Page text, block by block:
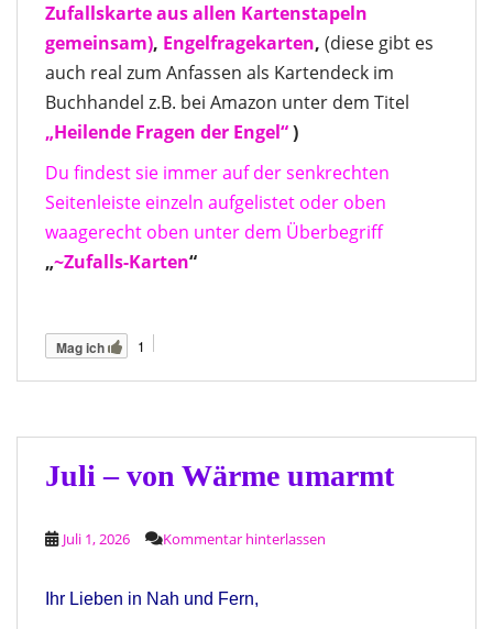
Zufallskarte aus allen Kartenstapeln
gemeinsam), Engelfragekarten, (diese gibt es
auch real zum Anfassen als Kartendeck im
Buchhandel z.B. bei Amazon unter dem Titel
„Heilende Fragen der Engel“)
Du findest sie immer auf der senkrechten
Seitenleiste einzeln aufgelistet oder oben
waagerecht oben unter dem Überbegriff
„~Zufalls-Karten“
Mag ich 1
Juli – von Wärme umarmt
Juli 1, 2026 Kommentar hinterlassen
Ihr Lieben in Nah und Fern,